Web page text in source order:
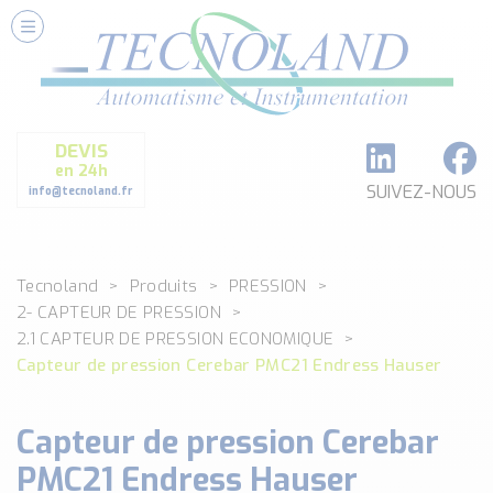
DEVIS
en 24h
info@tecnoland.fr SUIVEZ-NOUS
Nos Services
Conseils et Fourniture
Formation et Assistance
Architecture I-O Link multi fabricants
Classé par catégorie
DEBIT
DETECTION
ANALYSE PHYSICO-CHIMIQUE
ENREGISTREUR + ACQUISITION DE DONNEES
Voir toutes les catégories …
Tecnoland Produits
PRESSION
2- CAPTEUR DE PRESSION
2.1 CAPTEUR DE PRESSION ECONOMIQUE
Capteur de pression Cerebar PMC21 Endress Hauser
Capteur de pression Cerebar
PMC21 Endress Hauser